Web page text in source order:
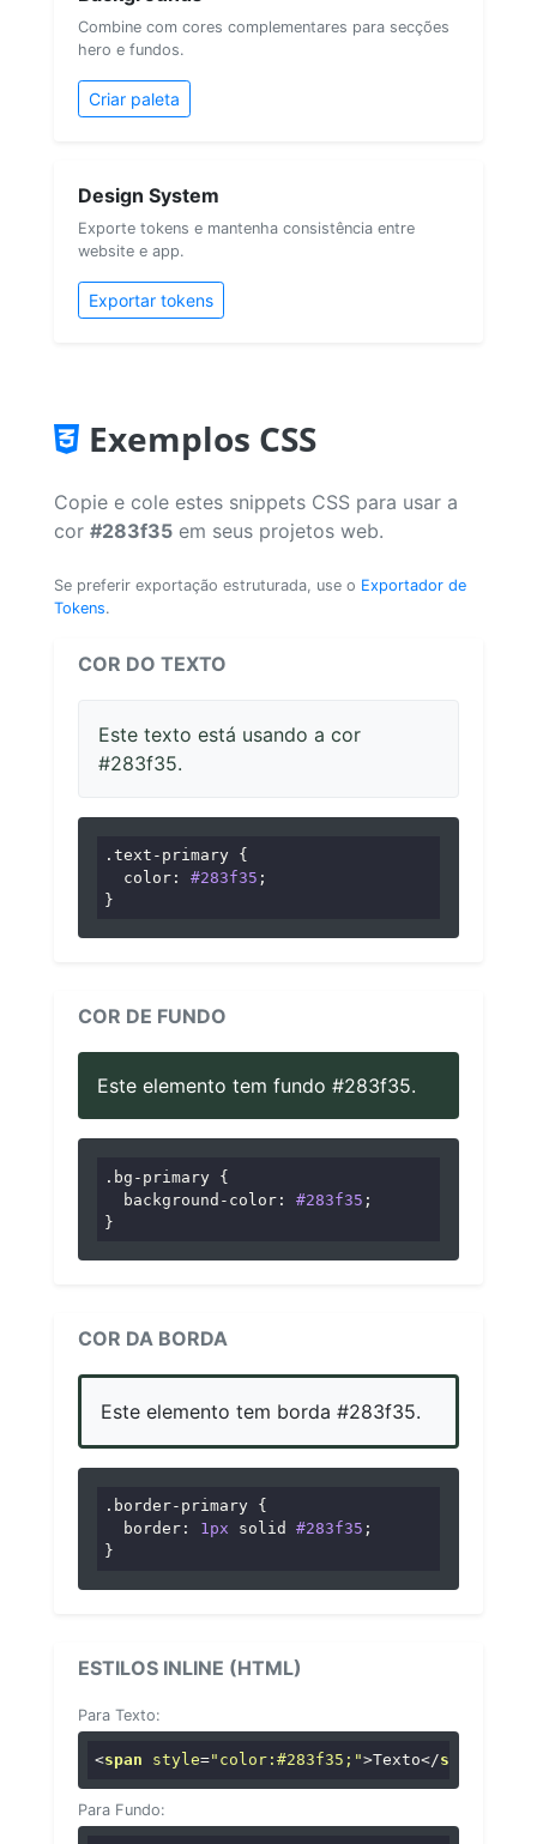
Combine com cores complementares para secções
hero e fundos.
Criar paleta
Design System
Exporte tokens e mantenha consistência entre
website e app.
Exportar tokens
Exemplos CSS
Copie e cole estes snippets CSS para usar a
cor #283f35 em seus projetos web.
Se preferir exportação estruturada, use o Exportador de
Tokens.
COR DO TEXTO
Este texto está usando a cor
#283f35.
.text-primary {
color : #283f35 ;
}
COR DE FUNDO
Este elemento tem fundo #283f35.
.bg-primary {
background-color : #283f35 ;
}
COR DA BORDA
Este elemento tem borda #283f35.
.border-primary {
border : 1px solid #283f35 ;
}
ESTILOS INLINE (HTML)
Para Texto:
<span style="color:#283f35;">Texto</span
Para Fundo: